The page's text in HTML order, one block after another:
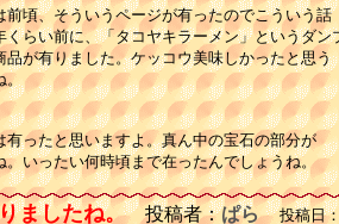
前頃、そういうページが有ったのでこういう話
くらい前に、「タコヤキラーメン」というダン
品が有りました。ケッコウ美味しかったと思う
有ったと思いますよ。真ん中の宝石の部分が
。いったい何時頃まで在ったんでしょうね。
ましたね。投稿者：ぱら 投稿日：